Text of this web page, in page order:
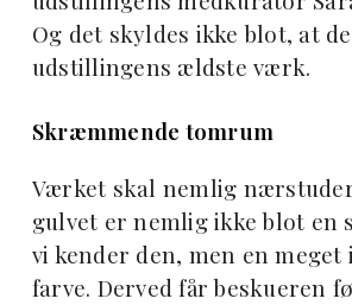
Og det skyldes ikke blot, at
udstillingens ældste værk.
Skræmmende tomrum
Værket skal nemlig
gulvet er nemlig ikke blot en
vi kender den, men en meget
farve. Derved får beskueren